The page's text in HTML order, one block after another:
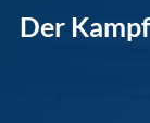
Der